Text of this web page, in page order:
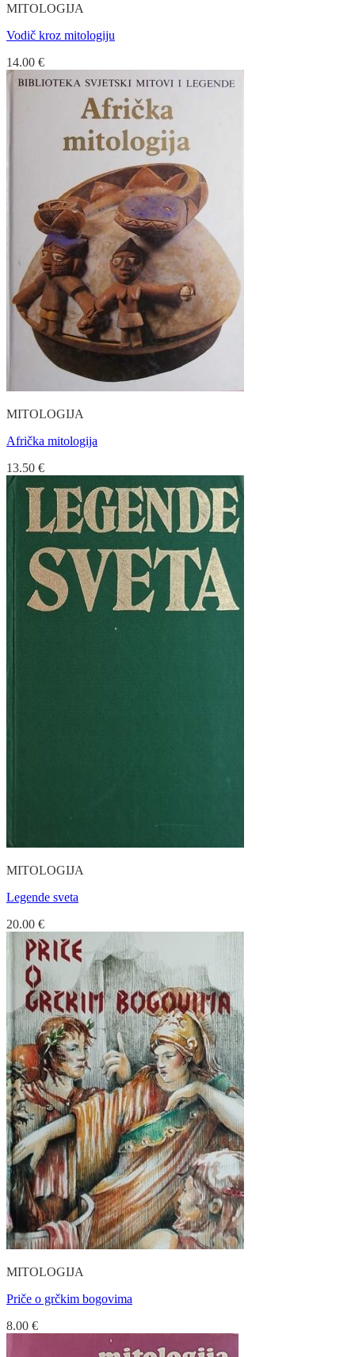
MITOLOGIJA
Vodič kroz mitologiju
14.00 €
MITOLOGIJA
Afrička mitologija
13.50 €
MITOLOGIJA
Legende sveta
20.00 €
MITOLOGIJA
Priče o grčkim bogovima
8.00 €